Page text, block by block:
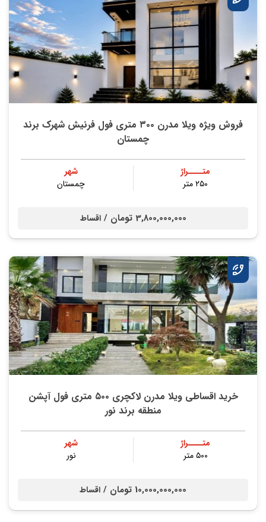
فروش ویژه ویلا مدرن ۳۰۰ متری فول فرنیش شهرک برند
چمستان
متــــراژ
۲۵۰ متر
شهر
چمستان
3,800,000,000 تومان / اقساط
خرید اقساطی ویلا مدرن لاکچری ۵۰۰ متری فول آپشن
منطقه برند نور
متــــراژ
۵۰۰ متر
شهر
نور
10,000,000,000 تومان / اقساط